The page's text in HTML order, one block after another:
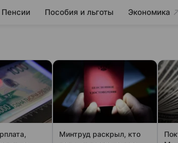
Пенсии Пособия и льготы Экономика
Минтруд раскрыл, кто